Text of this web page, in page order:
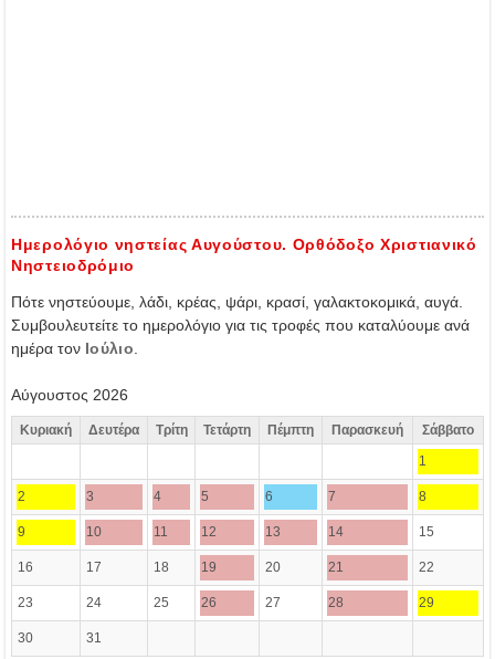
Ημερολόγιο νηστείας Αυγούστου. Ορθόδοξο Χριστιανικό
Νηστειοδρόμιο
Πότε νηστεύουμε, λάδι, κρέας, ψάρι, κρασί, γαλακτοκομικά, αυγά.
Συμβουλευτείτε το ημερολόγιο για τις τροφές που καταλύουμε ανά
ημέρα τον Ιούλιο
Αύγουστος 2026
Κυριακή Δευτέρα Τρίτη Τετάρτη Πέμπτη Παρασκευή
Σάββατο
1
2 3 4 5 6 7 8
9 10 11 12 13 14 15
16 17 18 19 20 21 22
23 24 25 26 27 28 29
30 31